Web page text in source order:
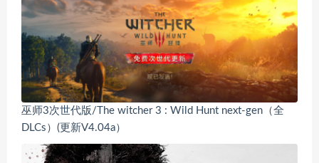
巫师3次世代版/The witcher 3 : Wild Hunt next-gen（全
DLCs）(更新V4.04a）